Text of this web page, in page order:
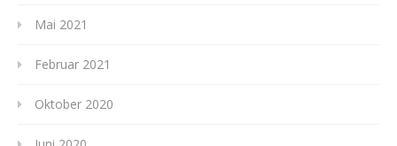
Mai 2021
Februar 2021
Oktober 2020